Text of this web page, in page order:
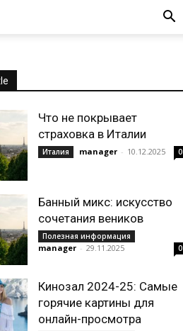
Что не покрывает
страховка в Италии
Италия manager - 10.12.2025 0
Банный микс: искусство
сочетания веников
Полезная информация
manager - 29.11.2025 0
Кинозал 2024-25: Самые
горячие картины для
онлайн-просмотра